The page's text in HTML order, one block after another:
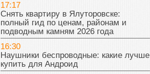
17:17
Снять квартиру в Ялуторовске:
полный гид по ценам, районам и
подводным камням 2026 года
16:30
Наушники беспроводные: какие лучше
купить для Андроид